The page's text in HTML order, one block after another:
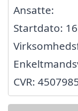
Ansatte:
Startdato:
CVR: